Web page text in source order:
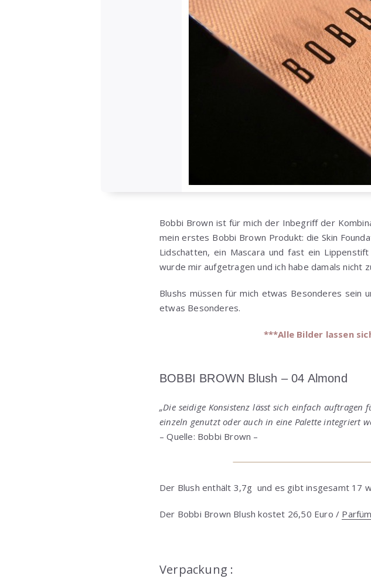
Bobbi Brown ist für mich der Inbegriff der
mein erstes Bobbi Brown Produkt: die Skin
Lidschatten, ein Mascara und fast ein
wurde mir aufgetragen und ich habe damals nicht
Blushs müssen für mich etwas Besonderes sein
etwas Besonderes.
***Alle Bilder lassen
BOBBI BROWN Blush – 04 Almond
„Die seidige Konsistenz lässt sich einfach
einzeln genutzt oder auch in eine Palette integriert
– Quelle: Bobbi Brown –
Der Blush enthält 3,7g und es gibt insgesamt 17
Der Bobbi Brown Blush kostet 26,50 Euro /
Verpackung :